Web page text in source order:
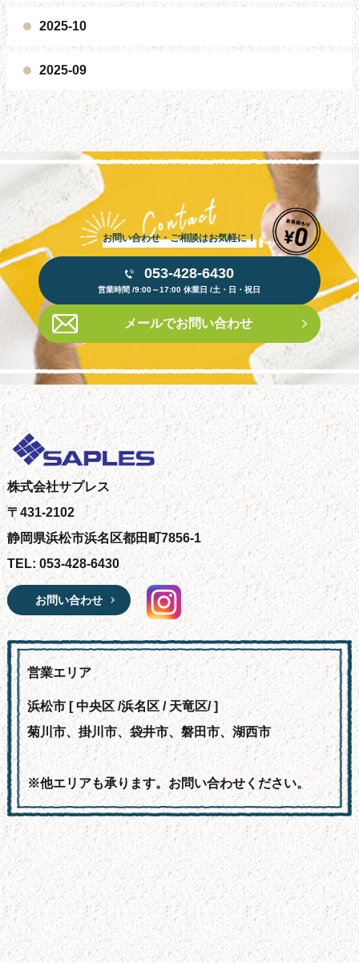
2025-10
2025-09
お問い合わせ・ご相談はお気軽に！
053-428-6430
営業時間 /9:00～17:00 休業日 /土・日・祝日
メールでお問い合わせ
株式会社サプレス
〒431-2102
静岡県浜松市浜名区都田町7856-1
TEL: 053-428-6430
お問い合わせ
営業エリア
浜松市 [ 中央区 /浜名区 / 天竜区/ ]
菊川市、掛川市、袋井市、磐田市、湖西市
※他エリアも承ります。お問い合わせください。